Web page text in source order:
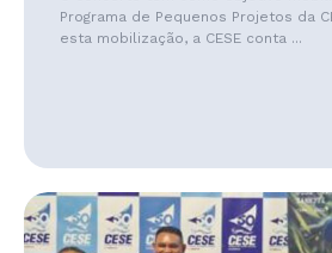
Programa de Pequenos Projetos da
esta mobilização, a CESE conta ...